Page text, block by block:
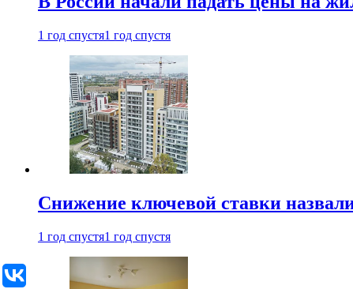
1 год спустя1 год спустя
Снижение ключевой ставки
1 год спустя1 год спустя